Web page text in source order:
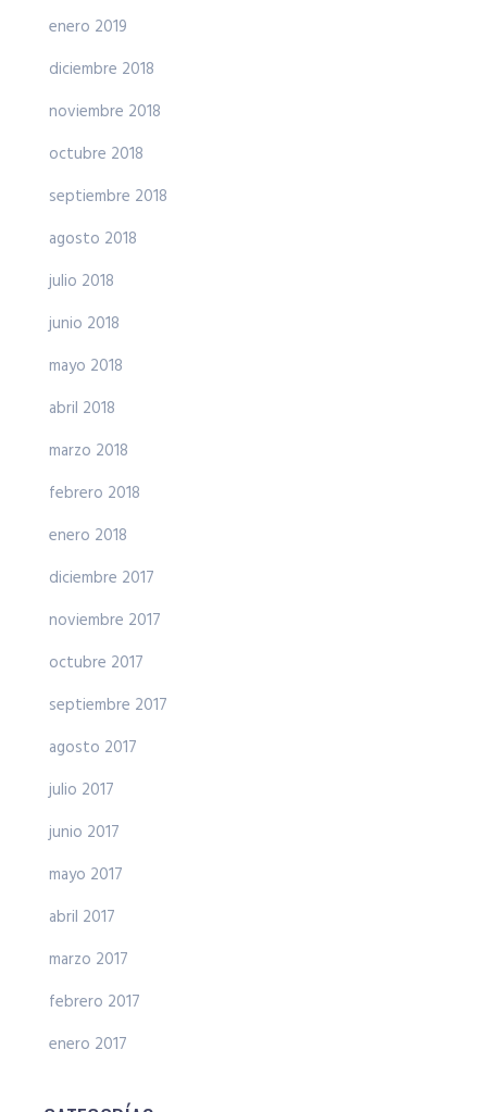
enero 2019
diciembre 2018
noviembre 2018
octubre 2018
septiembre 2018
agosto 2018
julio 2018
junio 2018
mayo 2018
abril 2018
marzo 2018
febrero 2018
enero 2018
diciembre 2017
noviembre 2017
octubre 2017
septiembre 2017
agosto 2017
julio 2017
junio 2017
mayo 2017
abril 2017
marzo 2017
febrero 2017
enero 2017